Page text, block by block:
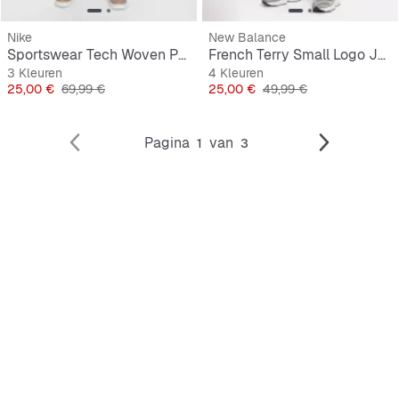
Nike
Sportswear Tech Woven Pant
3 Kleuren
Prijs
25,00 € Originele Prijs
69,99 €
New Balance
French Terry Small Logo Jogger
4 Kleuren
Prijs
25,00 € Originele Prijs
49,99 €
Pagina 1 van 3